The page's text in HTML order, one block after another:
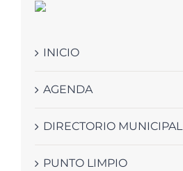
INICIO
AGENDA
DIRECTORIO MUNICIPAL
PUNTO LIMPIO